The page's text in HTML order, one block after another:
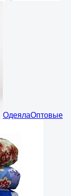
ОдеялаОптовые